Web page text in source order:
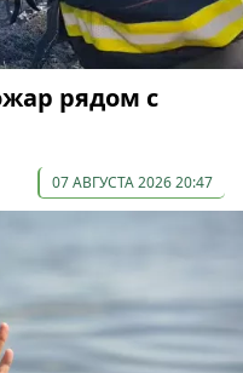
рядом с
07 АВГУСТА 2026 20:47